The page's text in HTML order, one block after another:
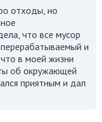
отходы, но
что все мусор
и
в моей жизни
об окружающей
приятным и дал